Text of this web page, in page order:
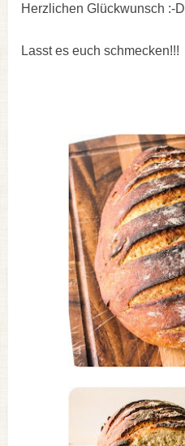
Herzlichen Glückwunsch :-D
Lasst es euch schmecken!!!